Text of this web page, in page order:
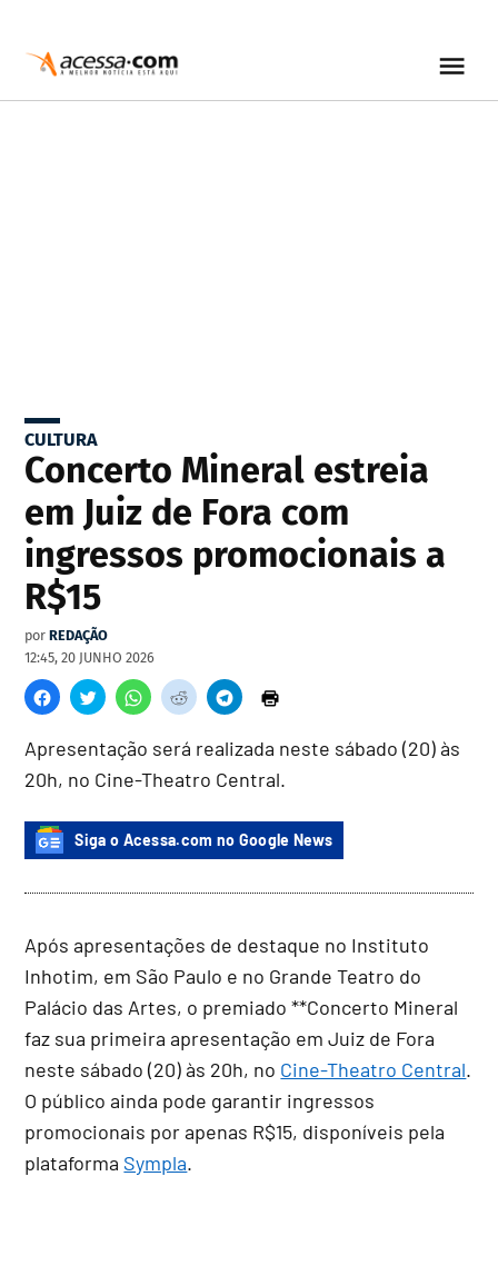
CULTURA
Concerto Mineral estreia
em Juiz de Fora com
ingressos promocionais a
R$15
por REDAÇÃO
12:45, 20 JUNHO 2026
Apresentação será realizada neste sábado (20) às
20h, no Cine-Theatro Central.
Siga o Acessa.com no Google News
Após apresentações de destaque no Instituto
Inhotim, em São Paulo e no Grande Teatro do
Palácio das Artes, o premiado **Concerto Mineral
faz sua primeira apresentação em Juiz de Fora
neste sábado (20) às 20h, no Cine-Theatro Central.
O público ainda pode garantir ingressos
promocionais por apenas R$15, disponíveis pela
plataforma Sympla.